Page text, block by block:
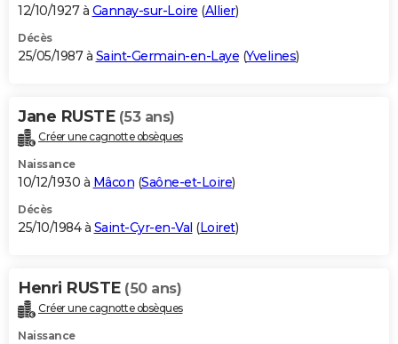
12/10/1927 à Gannay-sur-Loire (Allier)
Décès
25/05/1987 à Saint-Germain-en-Laye (Yvelines)
Jane RUSTE (53 ans)
Créer une cagnotte obsèques
Naissance
10/12/1930 à Mâcon (Saône-et-Loire)
Décès
25/10/1984 à Saint-Cyr-en-Val (Loiret)
Henri RUSTE (50 ans)
Créer une cagnotte obsèques
Naissance